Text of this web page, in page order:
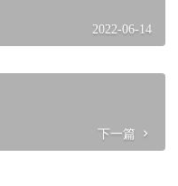
2022-06-14
下一篇